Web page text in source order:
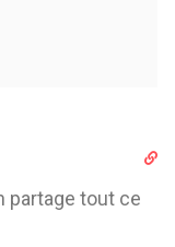
partage tout ce